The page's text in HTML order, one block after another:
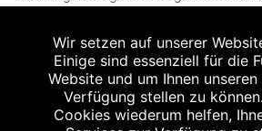
Apothekenerstattungspreis (AEP). Der
unverbindliche Preisempfehlung der
ein von den Apotheken in Ansatz
rezeptfreie Arzneimittel. Er entspricht
Wir setzen auf unserer
Einige sind essenziell für die
Website und um Ihnen
Verfügung stellen zu
Cookies wiederum helfen,